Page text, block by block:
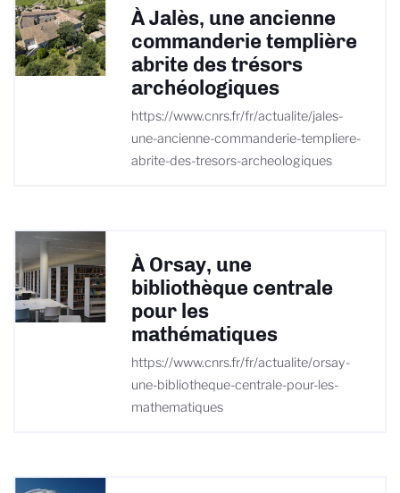
À Jalès, une ancienne
commanderie templière
abrite des trésors
archéologiques
https://www.cnrs.fr/fr/actualite/jales-
une-ancienne-commanderie-templiere-
abrite-des-tresors-archeologiques
À Orsay, une
bibliothèque centrale
pour les
mathématiques
https://www.cnrs.fr/fr/actualite/orsay-
une-bibliotheque-centrale-pour-les-
mathematiques